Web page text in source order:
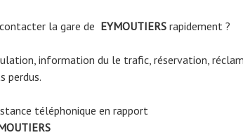
la gare de EYMOUTIERS rapidement ?
information du le trafic, réservation,
perdus.
téléphonique en rapport